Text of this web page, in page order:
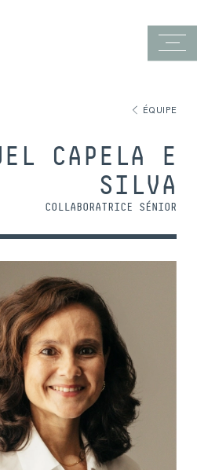
ÉQUIPE
CAPELA E
SILVA
COLLABORATRICE SÉNIOR